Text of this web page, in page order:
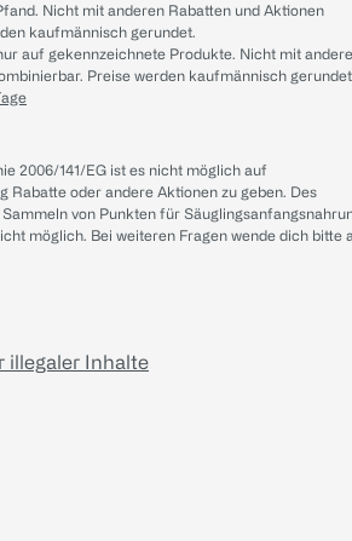
Nicht mit anderen Rabatten und Aktionen
kaufmännisch gerundet.
auf gekennzeichnete Produkte. Nicht mit
Preise werden kaufmännisch
2006/141/EG ist es nicht möglich auf
Rabatte oder andere Aktionen zu geben. Des
von Punkten für
möglich. Bei weiteren Fragen wende dich bitte
illegaler Inhalte